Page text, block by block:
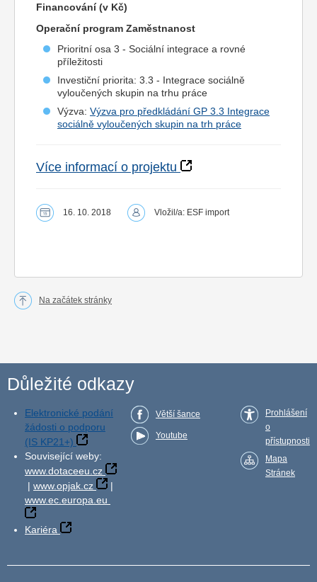
Financování (v Kč)
Operační program Zaměstnanost
Prioritní osa 3 - Sociální integrace a rovné
příležitosti
Investiční priorita: 3.3 - Integrace sociálně
vyloučených skupin na trhu práce
Výzva: Výzva pro předkládání GP 3.3 Integrace
sociálně vyloučených skupin na trh práce
Více informací o projektu
16. 10. 2018 Vložil/a: ESF import
Na začátek stránky
Důležité odkazy
Elektronické podání
žádosti o podporu
(IS KP21+)
Související weby:
www.dotaceeu.cz
| www.opjak.cz
|
www.ec.europa.eu
Kariéra
Větší šance
Youtube
Prohlášení
o
přístupnosti
Mapa
Stránek